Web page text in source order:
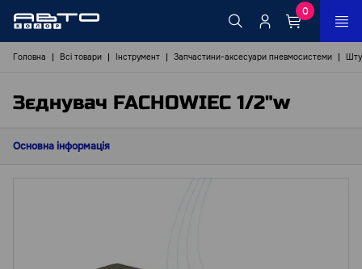
0
Головна Всі товари Інструмент Запчастини-аксесуари пневмосистеми
Зєднувач FACHOWIEC 1/2"w
Основна інформація